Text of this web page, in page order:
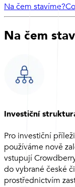
Na čem stavíme?
Na čem
Investiční
Pro investiční
používáme nově
vstupují
do vybrané české
prostřednictvím